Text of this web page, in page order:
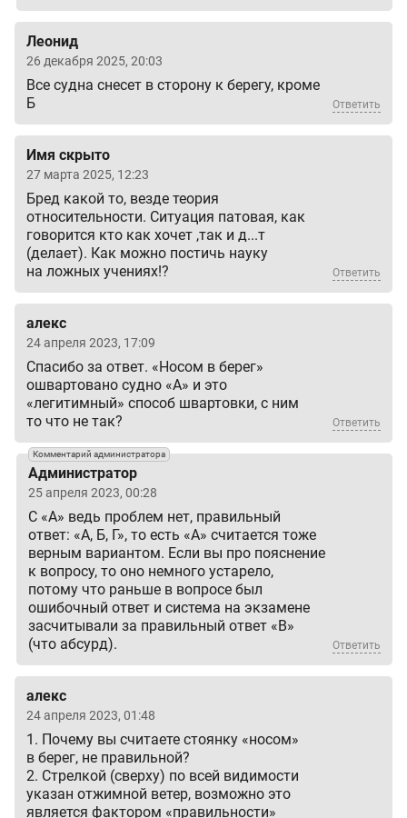
Леонид
26 декабря 2025, 20:03
Все судна снесет в сторону к берегу, кроме
Б
Ответить
Имя скрыто
27 марта 2025, 12:23
Бред какой то, везде теория
относительности. Ситуация патовая, как
говорится кто как хочет ,так и д...т
(делает). Как можно постичь науку
на ложных учениях!?
Ответить
алекс
24 апреля 2023, 17:09
Спасибо за ответ. «Носом в берег»
ошвартовано судно «А» и это
«легитимный» способ швартовки, с ним
то что не так?
Ответить
Комментарий администратора
Администратор
25 апреля 2023, 00:28
С «А» ведь проблем нет, правильный
ответ: «А, Б, Г», то есть «А» считается тоже
верным вариантом. Если вы про пояснение
к вопросу, то оно немного устарело,
потому что раньше в вопросе был
ошибочный ответ и система на экзамене
засчитывали за правильный ответ «В»
(что абсурд).
Ответить
алекс
24 апреля 2023, 01:48
1. Почему вы считаете стоянку «носом»
в берег, не правильной?
2. Стрелкой (сверху) по всей видимости
указан отжимной ветер, возможно это
является фактором «правильности»